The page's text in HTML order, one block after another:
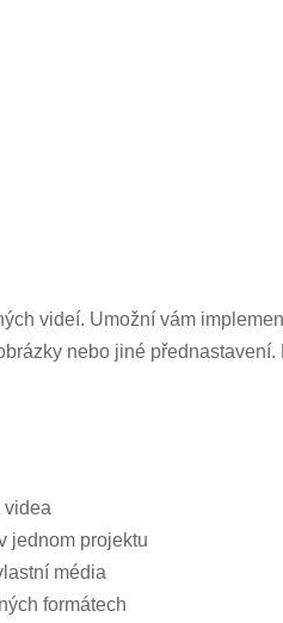
videí. Umožní vám
nebo jiné
videa
jednom projektu
média
formátech